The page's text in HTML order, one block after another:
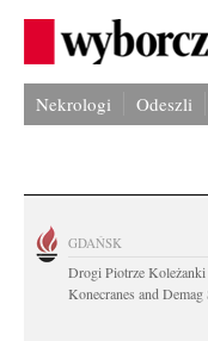
Nekrologi Odeszli
GDAŃSK
Drogi Piotrze
Konecranes and Demag